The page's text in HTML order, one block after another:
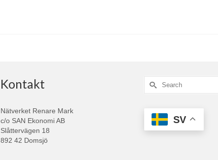
Kontakt
Nätverket Renare Mark
c/o SAN Ekonomi AB
Slåttervägen 18
892 42 Domsjö
Search
for:
SV